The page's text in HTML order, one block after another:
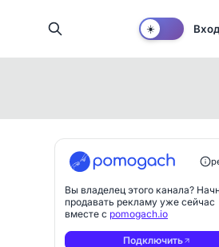
☀️ Вход
Вы владелец этого канала?
продавать рекламу уже сейчас
вместе с pomogach.io
Подключить